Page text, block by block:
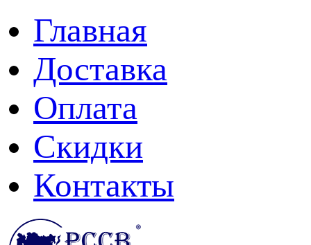
Главная
Доставка
Оплата
Скидки
Контакты